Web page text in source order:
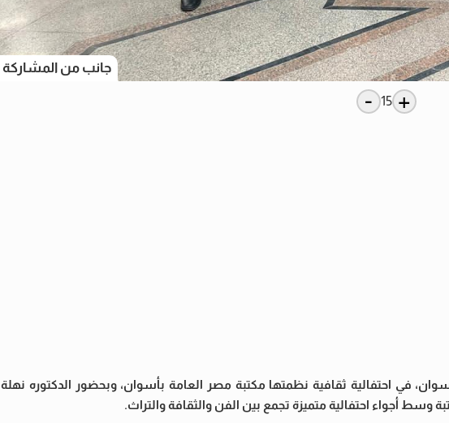
جانب من المشاركة
+
15
-
في احتفالية ثقافية نظمتها مكتبة مصر العامة بأسوان، وبحضور الدكتوره نهلة
وسط أجواء احتفالية متميزة تجمع بين الفن والثقافة والتراث.